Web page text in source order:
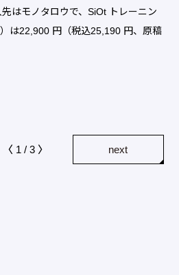
はモノタロウで、SiOt トレーニン
は22,900 円（税込25,190 円、原稿
〈 1 / 3 〉 next